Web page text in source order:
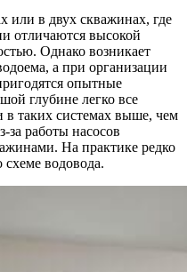
в двух скважинах, где
отличаются высокой
Однако возникает
а при организации
опытные
глубине легко все
в таких системах выше, чем
за работы насосов
На практике редко
схеме водовода.